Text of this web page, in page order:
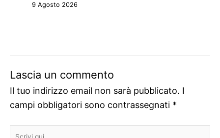
9 Agosto 2026
Lascia un commento
Il tuo indirizzo email non sarà pubblicato. I
campi obbligatori sono contrassegnati *
Scrivi